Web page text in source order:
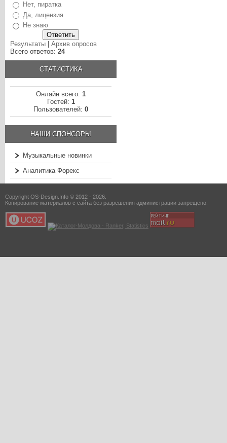
Нет, пиратка
Да, лицензия
Не знаю
Результаты | Архив опросов
Всего ответов: 24
СТАТИСТИКА
Онлайн всего: 1
Гостей: 1
Пользователей: 0
НАШИ СПОНСОРЫ
Музыкальные новинки
Аналитика Форекс
Copyright OS-Design.Info © 2012 - 2026.
Копирование материалов с сайта без разрешения администрации запрещено.